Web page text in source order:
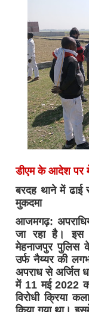
डीएम के आदेश पर
बरदह थाने में ढाई
मुकदमा
आजमगढ़:
जा रहा है। इस
मेहनाजपुर पुलिस
उर्फ नैय्यर की
अपराध से अर्जित
में 11 मई 2022
विरोधी क्रिया